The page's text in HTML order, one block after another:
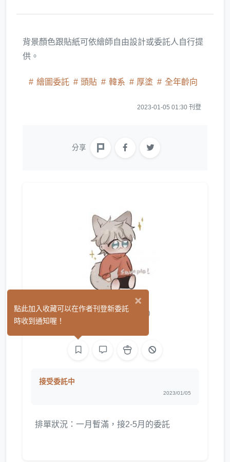
背景顏色跟貼紙可依繪師自由設計或委託人自行提
供。
繪圖委託 頭貼 韓系 厚塗 全年齡向
2023-01-05 01:30 刊登
分享
Dohyung (2)
接受委託中
2023/01/05
排單狀況：一月暫滿，接2-5月的委託
×
點此加入收藏可以在作者刊登新委託
時收到通知喔！